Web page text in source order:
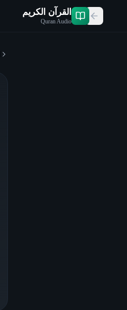
القرآن الكريم
Quran Audio